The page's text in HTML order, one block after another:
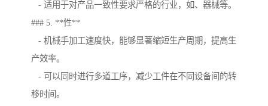
- 适用于对产品一致性要求严格的行业，如、器械等。
### 5. **性**
- 机械手加工速度快，能够显著缩短生产周期，提高生
产效率。
- 可以同时进行多道工序，减少工件在不同设备间的转
移时间。